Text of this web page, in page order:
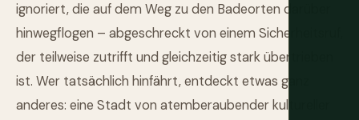
ignoriert, die auf dem Weg zu den Badeorten darüber
hinwegflogen – abgeschreckt von einem Sicherheitsruf,
der teilweise zutrifft und gleichzeitig stark übertrieben
ist. Wer tatsächlich hinfährt, entdeckt etwas ganz
anderes: eine Stadt von atemberaubender kultureller